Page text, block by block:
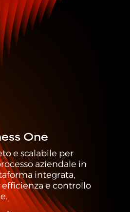
One
e scalabile per
aziendale in
integrata,
e controllo